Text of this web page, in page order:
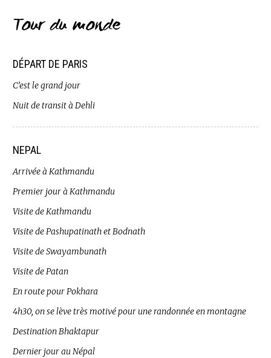
Tour du monde
DÉPART DE PARIS
C’est le grand jour
Nuit de transit à Dehli
NEPAL
Arrivée à Kathmandu
Premier jour à Kathmandu
Visite de Kathmandu
Visite de Pashupatinath et Bodnath
Visite de Swayambunath
Visite de Patan
En route pour Pokhara
4h30, on se lève très motivé pour une randonnée en montagne
Destination Bhaktapur
Dernier jour au Népal